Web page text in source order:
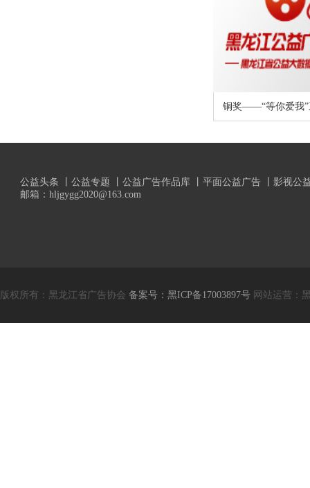
铜奖——“等你爱我”
公益头条 公益专题 公益广告作品库 平面公益广告
影视公
邮箱：hljgygg2020@163.com
版权所有：黑龙江省广告协会 备案号：黑ICP备17003897号 网站运营：